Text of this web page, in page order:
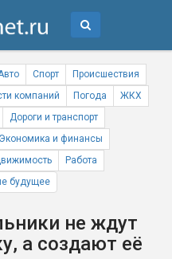
Спорт
Происшествия
компаний Погода
ЖКХ
Дороги и транспорт
Экономика и финансы
Работа
будущее
не ждут
а создают её